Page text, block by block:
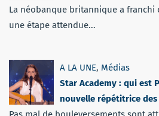
La néobanque britannique a franchi
une étape attendue...
A LA UNE, Médias
Star Academy : qui est
nouvelle répétitrice des